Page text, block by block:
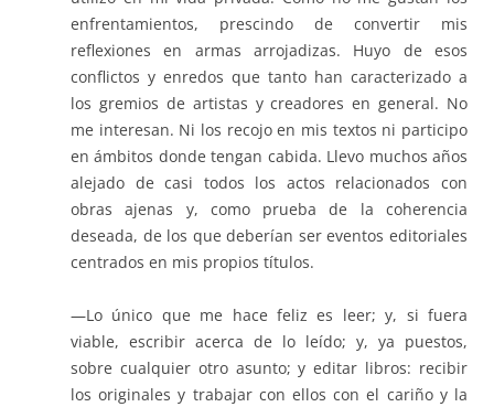
enfrentamientos, prescindo de convertir mis
reflexiones en armas arrojadizas. Huyo de esos
conflictos y enredos que tanto han caracterizado a
los gremios de artistas y creadores en general. No
me interesan. Ni los recojo en mis textos ni participo
en ámbitos donde tengan cabida. Llevo muchos años
alejado de casi todos los actos relacionados con
obras ajenas y, como prueba de la coherencia
deseada, de los que deberían ser eventos editoriales
centrados en mis propios títulos.
—Lo único que me hace feliz es leer; y, si fuera
viable, escribir acerca de lo leído; y, ya puestos,
sobre cualquier otro asunto; y editar libros: recibir
los originales y trabajar con ellos con el cariño y la